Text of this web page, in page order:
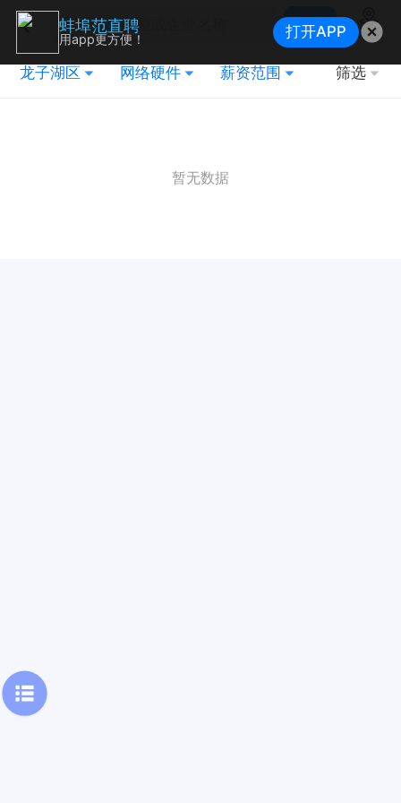
搜索
地图
龙子湖区 网络硬件 薪资范围 筛选
暂无数据
蚌埠范直聘
用app更方便！ 打开APP